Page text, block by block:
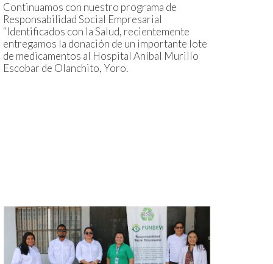
Continuamos con nuestro programa de
Responsabilidad Social Empresarial
“Identificados con la Salud, recientemente
entregamos la donación de un importante lote
de medicamentos al Hospital Aníbal Murillo
Escobar de Olanchito, Yoro.